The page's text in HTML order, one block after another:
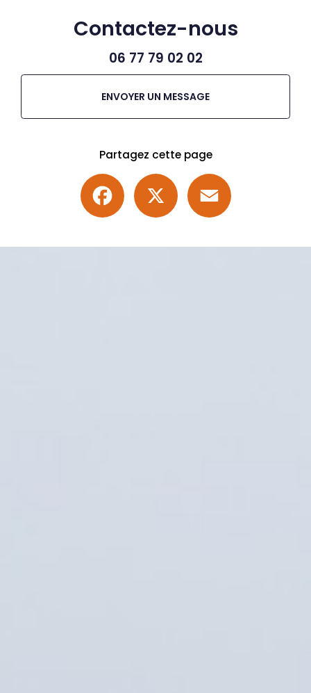
Contactez-nous
06 77 79 02 02
ENVOYER UN MESSAGE
Partagez cette page
Facebook